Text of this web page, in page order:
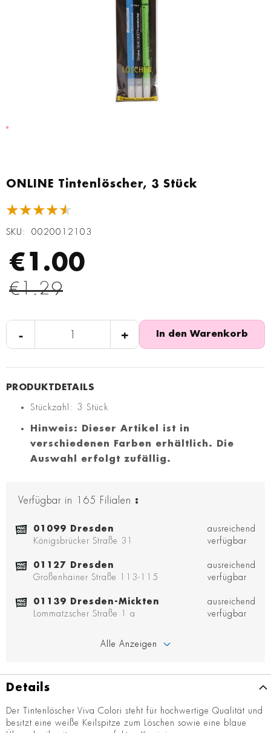
ONLINE Tintenlöscher, 3 Stück
★★★★★
SKU 0020012103
€1.00
€1.29
- + In den Warenkorb
Stückzahl: 3 Stück
Hinweis: Dieser Artikel ist in
verschiedenen Farben erhältlich. Die
Auswahl erfolgt zufällig.
Verfügbar in 165 Filialen :
01099 Dresden
Königsbrücker Straße 31
ausreichend
verfügbar
01127 Dresden
Großenhainer Straße 113-115
ausreichend
verfügbar
01139 Dresden-Mickten
Lommatzscher Straße 1 a
ausreichend
verfügbar
Alle Anzeigen
Anfang
Bildgalerie
Details
Der Tintenlöscher Viva Colori steht für hochwertige Qualität und
besitzt eine weiße Keilspitze zum Löschen sowie eine blaue